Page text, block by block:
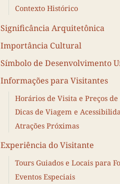
Contexto Histórico
Significância Arquitetônica
Importância Cultural
Símbolo de Desenvolvimento
Informações para Visitantes
Horários de Visita e Preços de
Dicas de Viagem e
Atrações Próximas
Experiência do Visitante
Tours Guiados e Locais para
Eventos Especiais